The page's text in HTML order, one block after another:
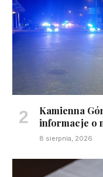
Kamienna
informacje o
8 sierpnia, 2026